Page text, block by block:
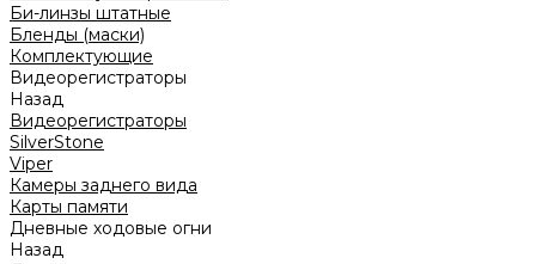
Би-линзы штатные
Бленды (маски)
Комплектующие
Видеорегистраторы
Назад
Видеорегистраторы
SilverStone
Viper
Камеры заднего вида
Карты памяти
Дневные ходовые огни
Назад